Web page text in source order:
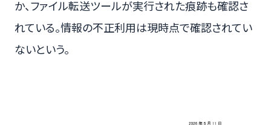
か、ファイル転送ツールが実行された痕跡も確認さ
れている。情報の不正利用は現時点で確認されてい
ないという。